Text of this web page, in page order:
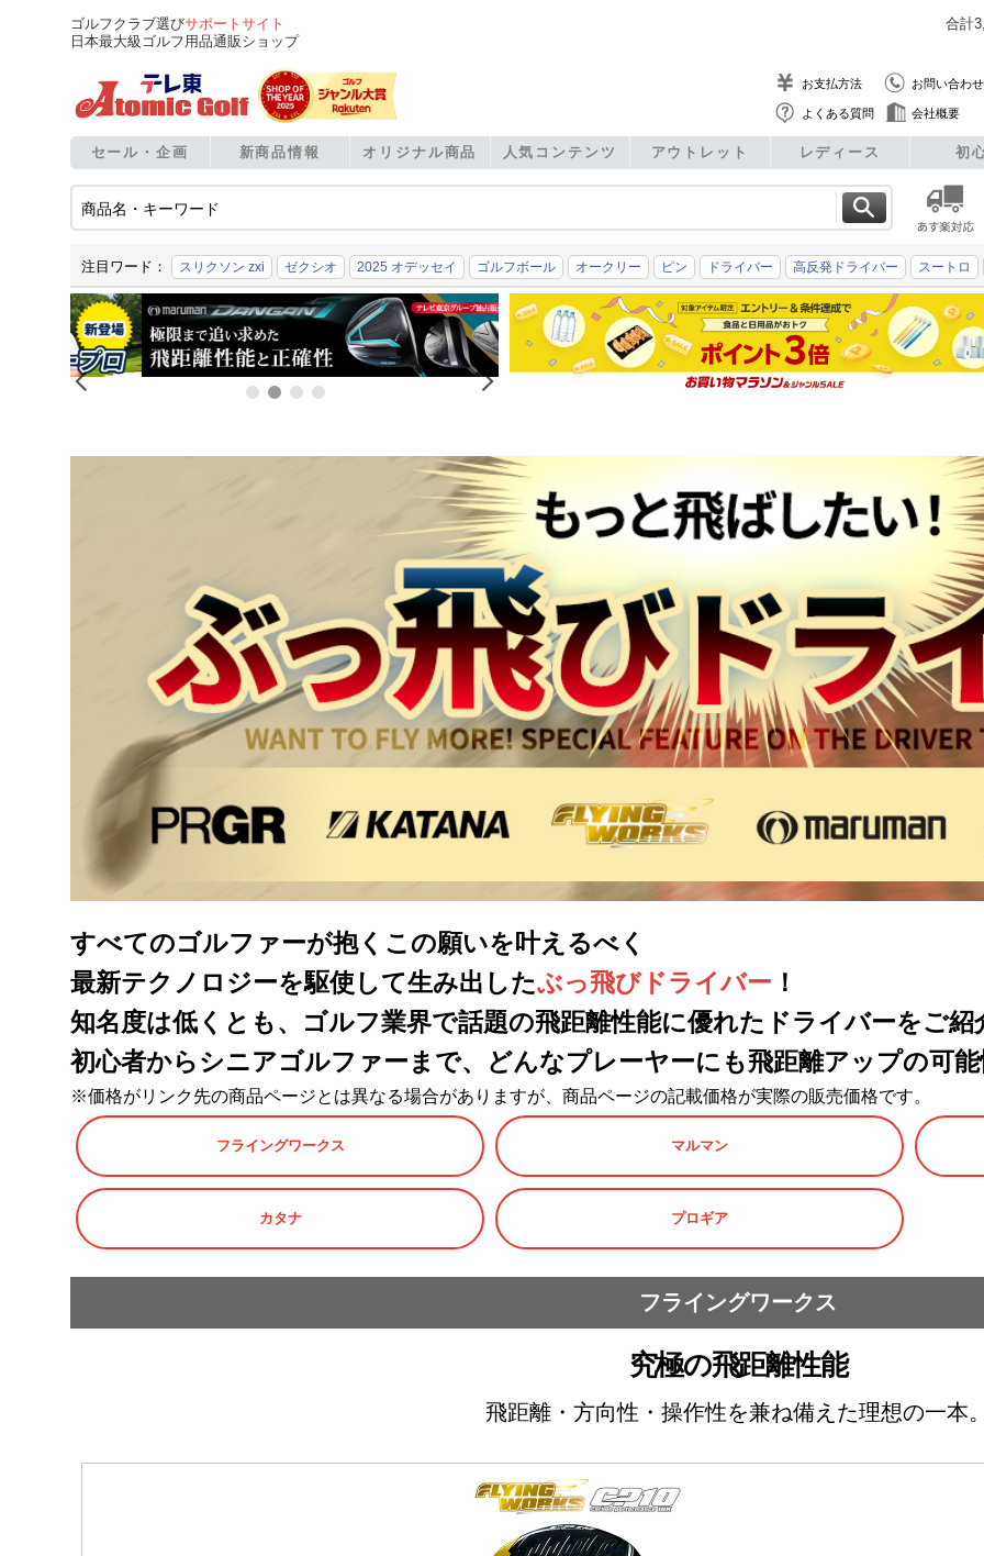
すべてのゴルファーが抱くこの願いを叶えるべく
最新テクノロジーを駆使して生み出したぶっ飛びドライバー ！
知名度は低くとも、ゴルフ業界で話題の飛距離性能に優れたドライバーをご紹
初心者からシニアゴルファーまで、どんなプレーヤーにも飛距離アップの可能
※価格がリンク先の商品ページとは異なる場合がありますが、商品ページの記載価格が実際の販売価格です。
フライングワークス マルマン
カタナ プロギア
フライングワークス
究極の飛距離性能
飛距離・方向性・操作性を兼ね備えた理想の一本。